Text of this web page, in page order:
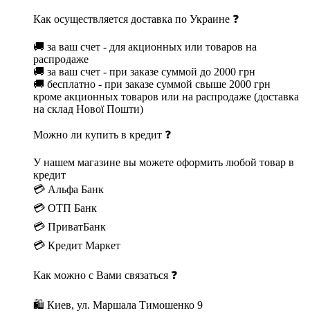
Как осуществляется доставка по Украине ❓
🚚 за ваш счет - для акционных или товаров на
распродаже
🚚 за ваш счет - при заказе суммой до 2000 грн
🚚 бесплатно - при заказе суммой свыше 2000 грн
кроме акционных товаров или на распродаже (доставка
на склад Нової Пошти)
Можно ли купить в кредит ❓
У нашем магазине вы можете оформить любой товар в
кредит
💳 Альфа Банк
💳 ОТП Банк
💳 ПриватБанк
💳 Кредит Маркет
Как можно с Вами связаться ❓
🛍 Киев, ул. Маршала Тимошенко 9